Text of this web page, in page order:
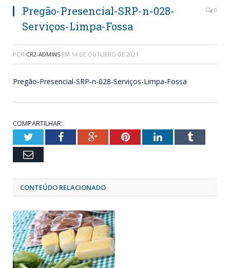
Pregão-Presencial-SRP-n-028-
Serviços-Limpa-Fossa
0
POR CR2-ADMIN5 EM 14 DE OUTUBRO DE 2021
Pregão-Presencial-SRP-n-028-Serviços-Limpa-Fossa
COMPARTILHAR:
TwitterFacebookGoogle+PinterestLinkedInTumblr
Email
CONTEÚDO RELACIONADO